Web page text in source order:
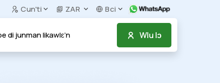
Cun'ti ZAR Bci
Wlu lɔ
di junman likawlɛ’n